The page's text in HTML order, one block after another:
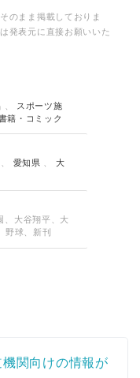
のまま掲載しておりま
発表元に直接お願いいた
スポーツ施
籍・コミック
愛知県
大
、大谷翔平、大
野球、新刊
関向けの情報が